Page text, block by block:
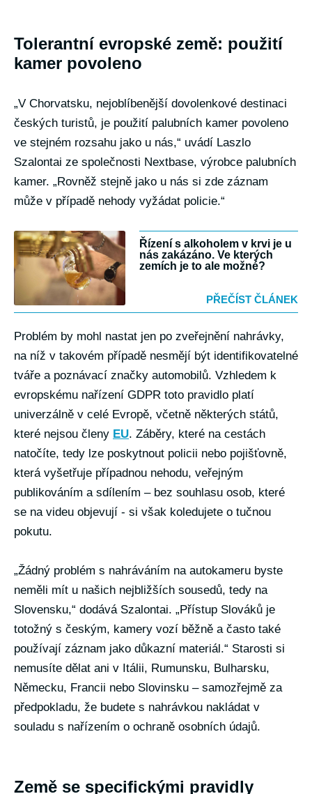
Tolerantní evropské země: použití
kamer povoleno
„V Chorvatsku, nejoblíbenější dovolenkové destinaci
českých turistů, je použití palubních kamer povoleno
ve stejném rozsahu jako u nás,“ uvádí Laszlo
Szalontai ze společnosti Nextbase, výrobce palubních
kamer. „Rovněž stejně jako u nás si zde záznam
může v případě nehody vyžádat policie.“
Řízení s alkoholem v krvi je u
nás zakázáno. Ve kterých
zemích je to ale možné?
PŘEČÍST ČLÁNEK
Problém by mohl nastat jen po zveřejnění nahrávky,
na níž v takovém případě nesmějí být identifikovatelné
tváře a poznávací značky automobilů. Vzhledem k
evropskému nařízení GDPR toto pravidlo platí
univerzálně v celé Evropě, včetně některých států,
které nejsou členy EU. Záběry, které na cestách
natočíte, tedy lze poskytnout policii nebo pojišťovně,
která vyšetřuje případnou nehodu, veřejným
publikováním a sdílením – bez souhlasu osob, které
se na videu objevují - si však koledujete o tučnou
pokutu.
„Žádný problém s nahráváním na autokameru byste
neměli mít u našich nejbližších sousedů, tedy na
Slovensku,“ dodává Szalontai. „Přístup Slováků je
totožný s českým, kamery vozí běžně a často také
používají záznam jako důkazní materiál.“ Starosti si
nemusíte dělat ani v Itálii, Rumunsku, Bulharsku,
Německu, Francii nebo Slovinsku – samozřejmě za
předpokladu, že budete s nahrávkou nakládat v
souladu s nařízením o ochraně osobních údajů.
Země se specifickými pravidly